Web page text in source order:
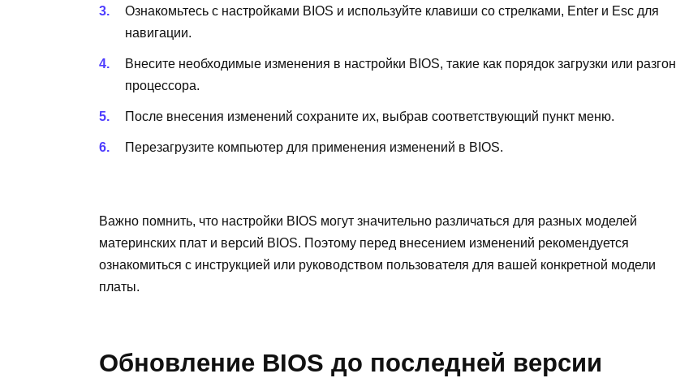
Ознакомьтесь с настройками BIOS и используйте клавиши со стрелками, Enter и Esc для
навигации.
Внесите необходимые изменения в настройки BIOS, такие как порядок загрузки или разгон
процессора.
После внесения изменений сохраните их, выбрав соответствующий пункт меню.
Перезагрузите компьютер для применения изменений в BIOS.
Важно помнить, что настройки BIOS могут значительно различаться для разных моделей
материнских плат и версий BIOS. Поэтому перед внесением изменений рекомендуется
ознакомиться с инструкцией или руководством пользователя для вашей конкретной модели
платы.
Обновление BIOS до последней версии